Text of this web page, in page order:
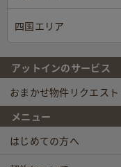
四国エリア
アットインのサービス
おまかせ物件リクエスト
メニュー
はじめての方へ